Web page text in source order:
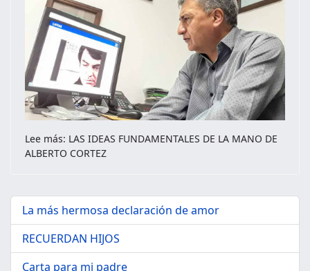
Lee más: LAS IDEAS FUNDAMENTALES DE LA MANO DE
ALBERTO CORTEZ
La más hermosa declaración de amor
RECUERDAN HIJOS
Carta para mi padre